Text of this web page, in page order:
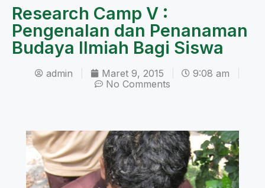
Research Camp V :
Pengenalan dan Penanaman
Budaya Ilmiah Bagi Siswa
admin Maret 9, 2015
9:08 am
No Comments